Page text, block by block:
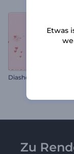
Diashow zum
Zu
Etwas